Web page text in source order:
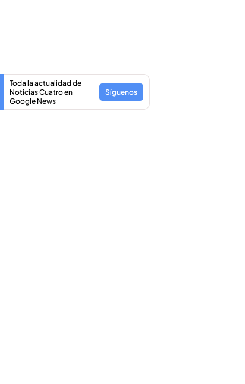
Toda la actualidad de
Noticias Cuatro en
Google News
Síguenos